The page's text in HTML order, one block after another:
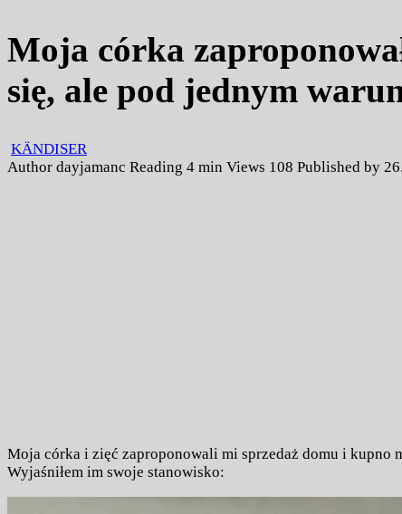
Moja córka
się, ale pod jednym
KÄNDISER
Author dayjamanc Reading 4 min Views 108 Published by
Moja córka i zięć zaproponowali mi sprzedaż domu i kupno
Wyjaśniłem im swoje stanowisko: